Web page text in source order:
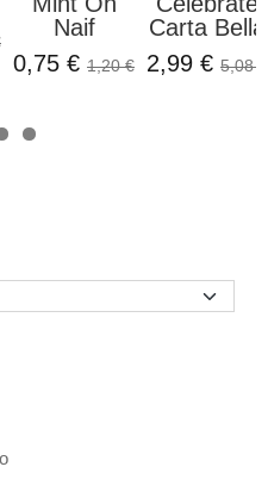
Naif
0,75 € 1,20 €
Carta Bella
2,99 € 5,08 €